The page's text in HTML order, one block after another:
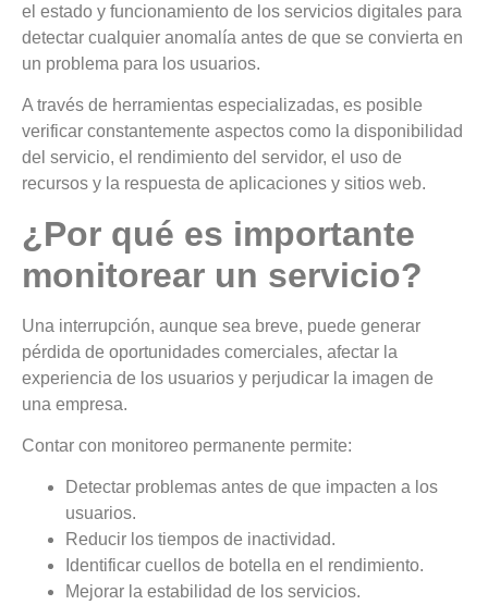
el estado y funcionamiento de los servicios digitales para
detectar cualquier anomalía antes de que se convierta en
un problema para los usuarios.
A través de herramientas especializadas, es posible
verificar constantemente aspectos como la disponibilidad
del servicio, el rendimiento del servidor, el uso de
recursos y la respuesta de aplicaciones y sitios web.
¿Por qué es importante
monitorear un servicio?
Una interrupción, aunque sea breve, puede generar
pérdida de oportunidades comerciales, afectar la
experiencia de los usuarios y perjudicar la imagen de
una empresa.
Contar con monitoreo permanente permite:
Detectar problemas antes de que impacten a los
usuarios.
Reducir los tiempos de inactividad.
Identificar cuellos de botella en el rendimiento.
Mejorar la estabilidad de los servicios.